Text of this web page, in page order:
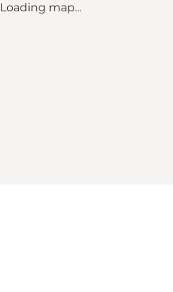
Loading map...